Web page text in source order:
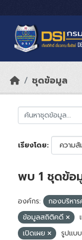
ชุดข้อมูล
เรียงโดย
พบ 1 ชุดข้อ
องค์กร: กองบริหา
ข้อมูลสถิติคดี
เปิดเผย
รูปแบ